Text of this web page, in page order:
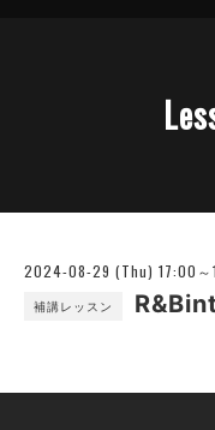
2024-08-29 (Thu) 17:00～
補講レッスン